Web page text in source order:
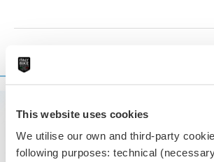
This website uses cookies
We utilise our own and third-party
following purposes: technical
DOVE SIAMO